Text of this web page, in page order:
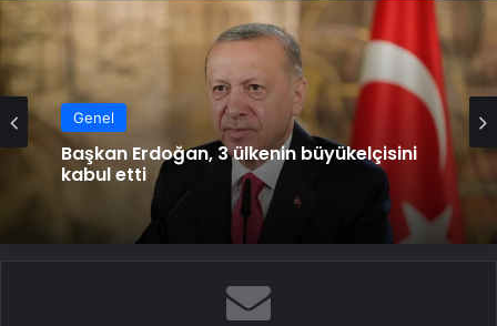
Genel
Başkan Erdoğan, 3 ülkenin büyükelçisini
Genel
Dışişleri Bakanı Hakan Fidan Ukraynalı
mevkidaşı ile görüştü